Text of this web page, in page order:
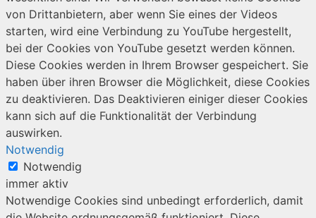
von Drittanbietern, aber wenn Sie eines der Videos
starten, wird eine Verbindung zu YouTube hergestellt,
bei der Cookies von YouTube gesetzt werden können.
Diese Cookies werden in Ihrem Browser gespeichert. Sie
haben über ihren Browser die Möglichkeit, diese Cookies
zu deaktivieren. Das Deaktivieren einiger dieser Cookies
kann sich auf die Funktionalität der Verbindung
auswirken.
Notwendig
Notwendig
immer aktiv
Notwendige Cookies sind unbedingt erforderlich, damit